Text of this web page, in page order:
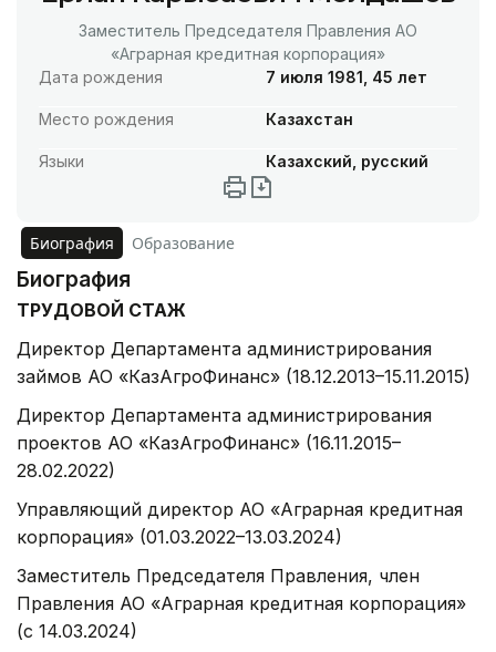
Заместитель Председателя Правления АО
«Аграрная кредитная корпорация»
Дата рождения
7 июля 1981, 45 лет
Место рождения Казахстан
Языки Казахский, русский
Биография Образование
Биография
ТРУДОВОЙ СТАЖ
Директор Департамента администрирования
займов АО «КазАгроФинанс» (18.12.2013–15.11.2015)
Директор Департамента администрирования
проектов АО «КазАгроФинанс» (16.11.2015–
28.02.2022)
Управляющий директор АО «Аграрная кредитная
корпорация» (01.03.2022–13.03.2024)
Заместитель Председателя Правления, член
Правления АО «Аграрная кредитная корпорация»
(с 14.03.2024)